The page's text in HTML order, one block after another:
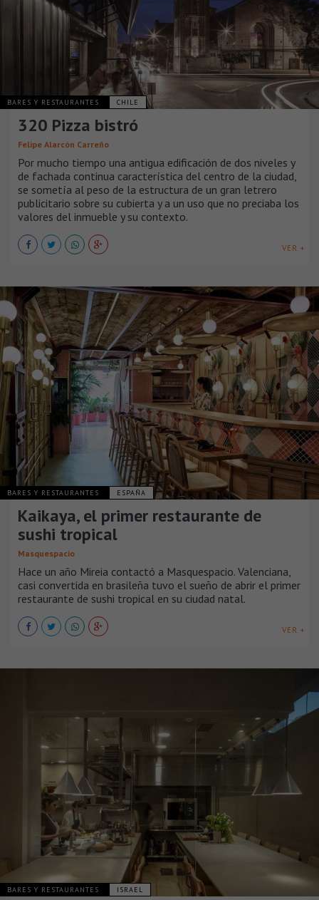
BARES Y RESTAURANTES CHILE
320 Pizza bistró
Felipe Alarcón Carreño
Por mucho tiempo una antigua edificación de dos niveles y
de fachada continua característica del centro de la ciudad,
se sometía al peso de la estructura de un gran letrero
publicitario sobre su cubierta y a un uso que no preciaba los
valores del inmueble y su contexto.
VER +
BARES Y RESTAURANTES ESPAÑA
Kaikaya, el primer restaurante de
sushi tropical
Masquespacio
Hace un año Mireia contactó a Masquespacio. Valenciana,
casi convertida en brasileña tuvo el sueño de abrir el primer
restaurante de sushi tropical en su ciudad natal.
VER +
BARES Y RESTAURANTES ISRAEL